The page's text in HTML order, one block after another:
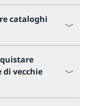
cataloghi
vecchie